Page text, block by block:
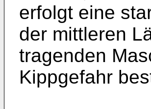
erfolgt eine
der mittleren
tragenden
Kippgefahr